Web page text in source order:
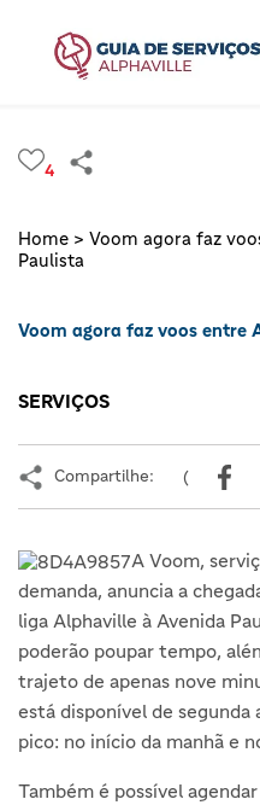
4
Home > Voom agora faz
Paulista
Voom agora faz voos entre
SERVIÇOS
Compartilhe: (
A Voom,
demanda, anuncia a
liga Alphaville à Avenida
poderão poupar tempo,
trajeto de apenas nove
está disponível de segunda
pico: no início da manhã e
Também é possível